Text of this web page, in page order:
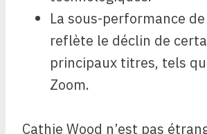
La sous-performance de
reflète le déclin de
principaux titres, tels
Zoom.
Cathie Wood n’est pas